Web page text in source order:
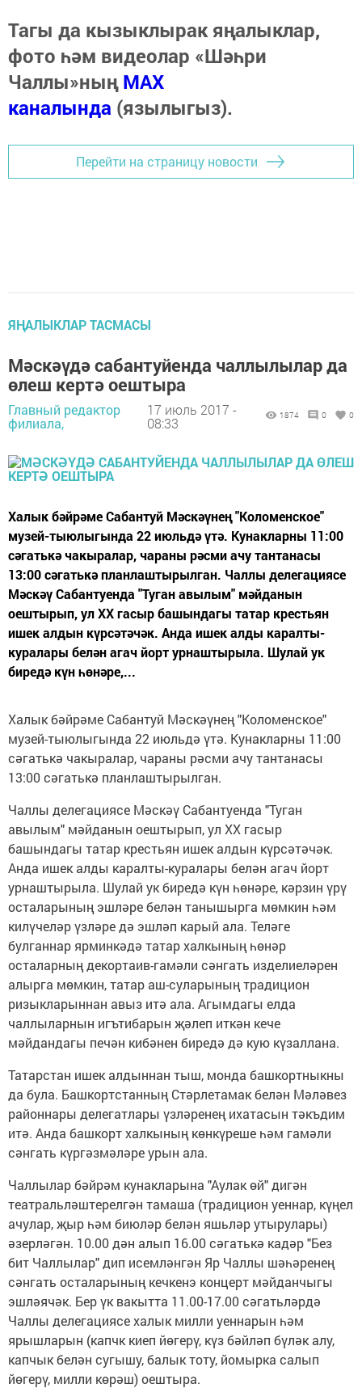
Тагы да кызыклырак яңалыклар,
фото һәм видеолар «Шәһри
Чаллы»ныңMAX
каналында (язылыгыз).
Перейти на страницу новости
ЯҢАЛЫКЛАР ТАСМАСЫ
Мәскәүдә сабантуйенда чаллылылар да
өлеш кертә оештыра
Главный редактор
филиала,
17 июль 2017 -
08:33
1874 0 0
Халык бәйрәме Сабантуй Мәскәүнең "Коломенское"
музей-тыюлыгында 22 июльдә үтә. Кунакларны 11:00
сәгатькә чакыралар, чараны рәсми ачу тантанасы
13:00 сәгатькә планлаштырылган. Чаллы делегациясе
Мәскәү Сабантуенда "Туган авылым" мәйданын
оештырып, ул XX гасыр башындагы татар крестьян
ишек алдын күрсәтәчәк. Анда ишек алды каралты-
куралары белән агач йорт урнаштырыла. Шулай ук
биредә күн һөнәре,...
Халык бәйрәме Сабантуй Мәскәүнең "Коломенское"
музей-тыюлыгында 22 июльдә үтә. Кунакларны 11:00
сәгатькә чакыралар, чараны рәсми ачу тантанасы
13:00 сәгатькә планлаштырылган.
Чаллы делегациясе Мәскәү Сабантуенда "Туган
авылым" мәйданын оештырып, ул XX гасыр
башындагы татар крестьян ишек алдын күрсәтәчәк.
Анда ишек алды каралты-куралары белән агач йорт
урнаштырыла. Шулай ук биредә күн һөнәре, кәрзин үрү
осталарының эшләре белән танышырга мөмкин һәм
килүчеләр үзләре дә эшләп карый ала. Теләге
булганнар ярминкәдә татар халкының һөнәр
осталарның декортаив-гамәли сәнгать изделиеләрен
алырга мөмкин, татар аш-суларының традицион
ризыкларыннан авыз итә ала. Агымдагы елда
чаллыларнын игътибарын җәлеп иткән кече
мәйдандагы печән кибәнен биредә дә кую күзаллана.
Татарстан ишек алдыннан тыш, монда башкортныкны
да була. Башкортстанның Стәрлетамак белән Мәләвез
районнары делегатлары үзләренең ихатасын тәкъдим
итә. Анда башкорт халкының көнкүреше һәм гамәли
сәнгать күргәзмәләре урын ала.
Чаллылар бәйрәм кунакларына "Аулак өй" дигән
театральләштерелгән тамаша (традицион уеннар, күңел
ачулар, җыр һәм биюләр белән яшьләр утырулары)
әзерләгән. 10.00 дән алып 16.00 сәгатькә кадәр "Без
бит Чаллылар" дип исемләнгән Яр Чаллы шәһәренең
сәнгать осталарының кечкенэ концерт мәйданчыгы
эшләячәк. Бер үк вакытта 11.00-17.00 сәгатьләрдә
Чаллы делегациясе халык милли уеннарын һәм
ярышларын (капчк киеп йөгерү, күз бәйләп бүләк алу,
капчык белән сугышу, балык тоту, йомырка салып
йөгерү, милли көрәш) оештыра.